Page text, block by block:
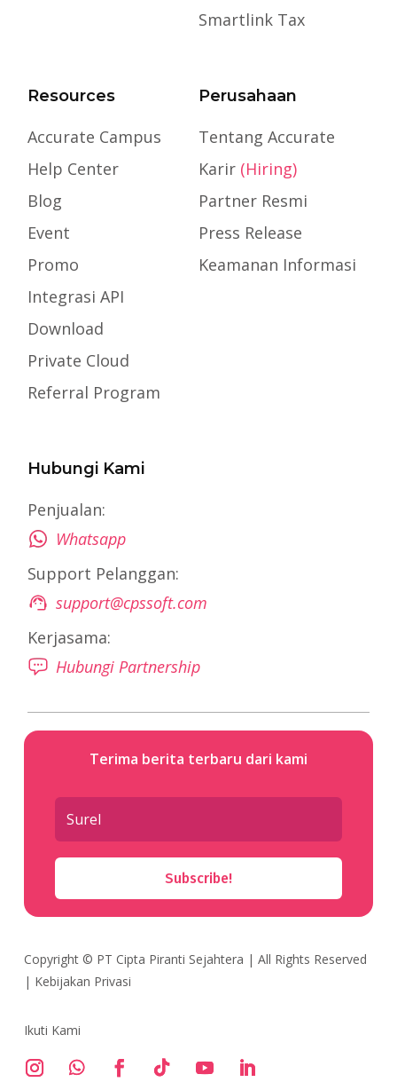
Smartlink Tax
Resources
Accurate Campus
Help Center
Blog
Event
Promo
Integrasi API
Download
Private Cloud
Referral Program
Perusahaan
Tentang Accurate
Karir (Hiring)
Partner Resmi
Press Release
Keamanan Informasi
Hubungi Kami
Penjualan:
Whatsapp
Support Pelanggan:
support@cpssoft.com
Kerjasama:
Hubungi Partnership
Terima berita terbaru dari kami
Subscribe!
Copyright © PT Cipta Piranti Sejahtera | All Rights Reserved
| Kebijakan Privasi
Ikuti Kami